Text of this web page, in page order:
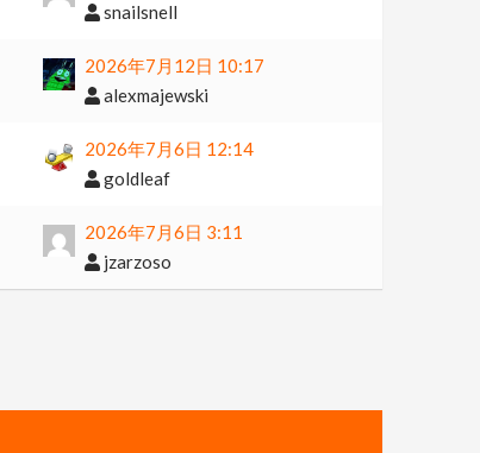
snailsnell
2026年7月12日 10:17
alexmajewski
2026年7月6日 12:14
goldleaf
2026年7月6日 3:11
jzarzoso